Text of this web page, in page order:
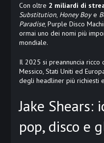
Con oltre 2 miliardi di
Substitution, Honey Boye
Paradise, Purple Disco
ormai uno dei nomi più
mondiale.
Il 2025 si preannuncia ricco
Messico, Stati Uniti ed
degli headliner più richiesti
Jake Shears:
pop, disco e